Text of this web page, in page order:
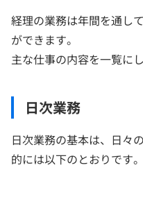
経理の業務は年間を通し
ができます。
主な仕事の内容を一覧に
日次業務
日次業務の基本は、日々
的には以下のとおりです。